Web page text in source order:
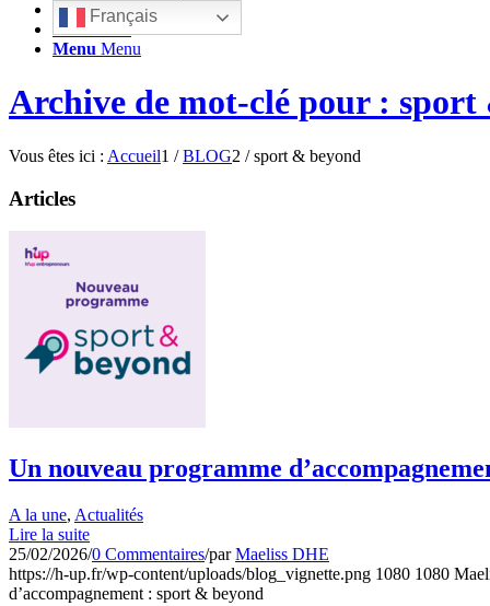
Français
Rechercher
Menu Menu
Archive de mot-clé pour : sport
Vous êtes ici : Accueil1 / BLOG2 / sport & beyond
Articles
Un nouveau programme
A la une, Actualités
Lire la suite
25/02/2026/0 Commentaires/parMaeliss DHE
https://h-up.fr/wp-content/uploads/blog_vignette.png 1080 1080
d’accompagnement : sport & beyond